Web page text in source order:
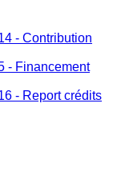
- Contribution
- Financement
- Report crédits